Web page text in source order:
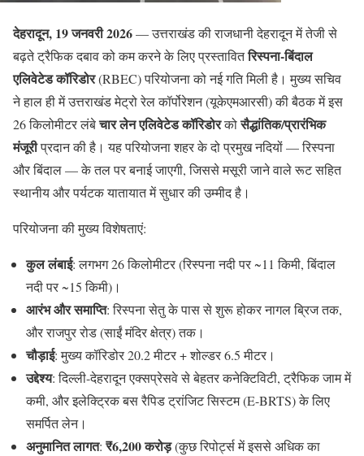
देहरादून, 19 जनवरी 2026— उत्तराखंड की राजधानी देहरादून में तेजी से
बढ़ते ट्रैफिक दबाव को कम करने के लिए प्रस्तावितरिस्पना-बिंदाल
एलिवेटेड कॉरिडोर(RBEC) परियोजना को नई गति मिली है। मुख्य सचिव
ने हाल ही में उत्तराखंड मेट्रो रेल कॉर्पोरेशन (यूकेएमआरसी) की बैठक में इस
26 किलोमीटर लंबेचार लेन एलिवेटेड कॉरिडोरकोसैद्धांतिक/प्रारंभिक
मंजूरीप्रदान की है। यह परियोजना शहर के दो प्रमुख नदियों — रिस्पना
और बिंदाल — के तल पर बनाई जाएगी, जिससे मसूरी जाने वाले रूट सहित
स्थानीय और पर्यटक यातायात में सुधार की उम्मीद है।
परियोजना की मुख्य विशेषताएं:
कुल लंबाई: लगभग 26 किलोमीटर (रिस्पना नदी पर ~11 किमी, बिंदाल
नदी पर ~15 किमी)।
आरंभ और समाप्ति: रिस्पना सेतु के पास से शुरू होकर नागल ब्रिज तक,
और राजपुर रोड (साईं मंदिर क्षेत्र) तक।
चौड़ाई: मुख्य कॉरिडोर 20.2 मीटर + शोल्डर 6.5 मीटर।
उद्देश्य: दिल्ली-देहरादून एक्सप्रेसवे से बेहतर कनेक्टिविटी, ट्रैफिक जाम में
कमी, और इलेक्ट्रिक बस रैपिड ट्रांजिट सिस्टम (E-BRTS) के लिए
समर्पित लेन।
अनुमानित लागत: ₹6,200 करोड़(कुछ रिपोर्ट्स में इससे अधिक का